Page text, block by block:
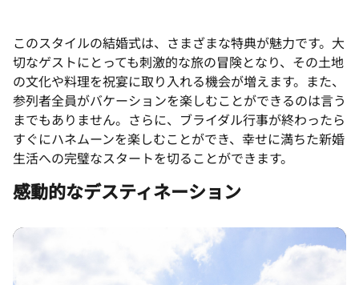
このスタイルの結婚式は、さまざまな特典が魅力です。大
切なゲストにとっても刺激的な旅の冒険となり、その土地
の文化や料理を祝宴に取り入れる機会が増えます。また、
参列者全員がバケーションを楽しむことができるのは言う
までもありません。さらに、ブライダル行事が終わったら
すぐにハネムーンを楽しむことができ、幸せに満ちた新婚
生活への完璧なスタートを切ることができます。
感動的なデスティネーション